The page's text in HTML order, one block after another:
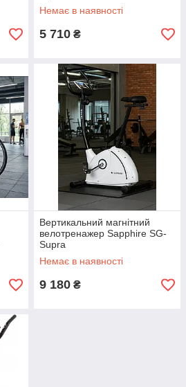
Немає в наявності
5 710 ₴
Вертикальний магнітний
велотренажер Sapphire SG-
Supra
Немає в наявності
9 180 ₴